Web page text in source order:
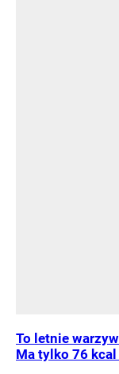
To letnie
Ma tylko 76 kcal